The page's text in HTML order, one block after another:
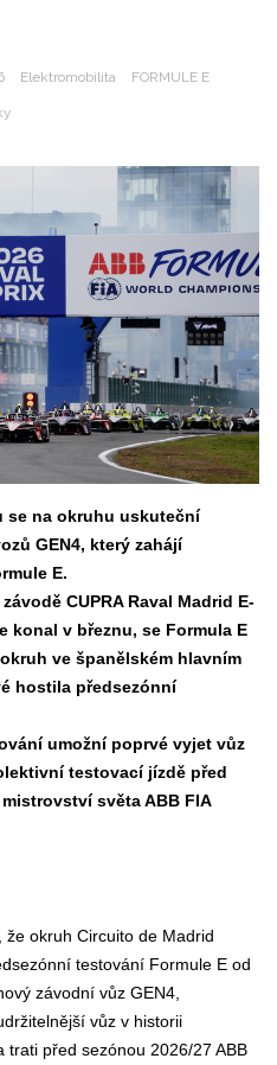
Elektromobilita FORMULE E
se na okruhu uskuteční
GEN4, který zahájí
E.
CUPRA Raval Madrid E-
konal v březnu, se Formula E
ve španělském hlavním
hostila předsezónní
umožní poprvé vyjet vůz
testovací jízdě před
světa ABB FIA
že okruh Circuito de Madrid
testování Formule E od
závodní vůz GEN4,
vůz v historii
před sezónou 2026/27 ABB